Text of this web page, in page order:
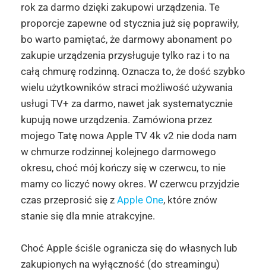
rok za darmo dzięki zakupowi urządzenia. Te
proporcje zapewne od stycznia już się poprawiły,
bo warto pamiętać, że darmowy abonament po
zakupie urządzenia przysługuje tylko raz i to na
całą chmurę rodzinną. Oznacza to, że dość szybko
wielu użytkowników straci możliwość używania
usługi TV+ za darmo, nawet jak systematycznie
kupują nowe urządzenia. Zamówiona przez
mojego Tatę nowa Apple TV 4k v2 nie doda nam
w chmurze rodzinnej kolejnego darmowego
okresu, choć mój kończy się w czerwcu, to nie
mamy co liczyć nowy okres. W czerwcu przyjdzie
czas przeprosić się z Apple One, które znów
stanie się dla mnie atrakcyjne.
Choć Apple ściśle ogranicza się do własnych lub
zakupionych na wyłączność (do streamingu)